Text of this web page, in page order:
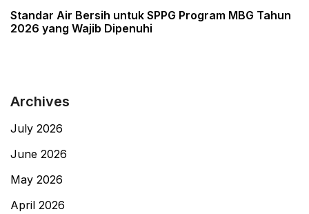
Post
Standar Air Bersih untuk SPPG Program MBG Tahun
2026 yang Wajib Dipenuhi
Archives
July 2026
June 2026
May 2026
April 2026